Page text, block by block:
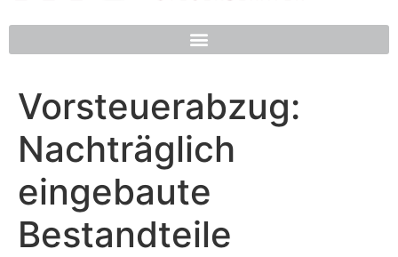
Vorsteuerabzug:
Nachträglich
eingebaute
Bestandteile